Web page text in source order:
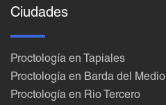
Ciudades
Proctología en Tapiales
Proctología en Barda del Medio
Proctología en Rio Tercero